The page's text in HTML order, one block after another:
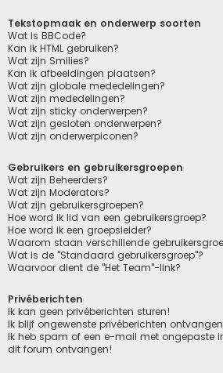
Tekstopmaak en onderwerp soorten
Wat is BBCode?
Kan ik HTML gebruiken?
Wat zijn Smilies?
Kan ik afbeeldingen plaatsen?
Wat zijn globale mededelingen?
Wat zijn mededelingen?
Wat zijn sticky onderwerpen?
Wat zijn gesloten onderwerpen?
Wat zijn onderwerpiconen?
Gebruikers en gebruikersgroepen
Wat zijn Beheerders?
Wat zijn Moderators?
Wat zijn gebruikersgroepen?
Hoe word ik lid van een gebruikersgroep?
Hoe word ik een groepsleider?
Waarom staan verschillende
Wat is de "Standaard gebruikersgroep"?
Waarvoor dient de "Het Team"-link?
Privéberichten
Ik kan geen privéberichten sturen!
Ik blijf ongewenste privéberichten
Ik heb spam of een e-mail met ongepaste
dit forum ontvangen!